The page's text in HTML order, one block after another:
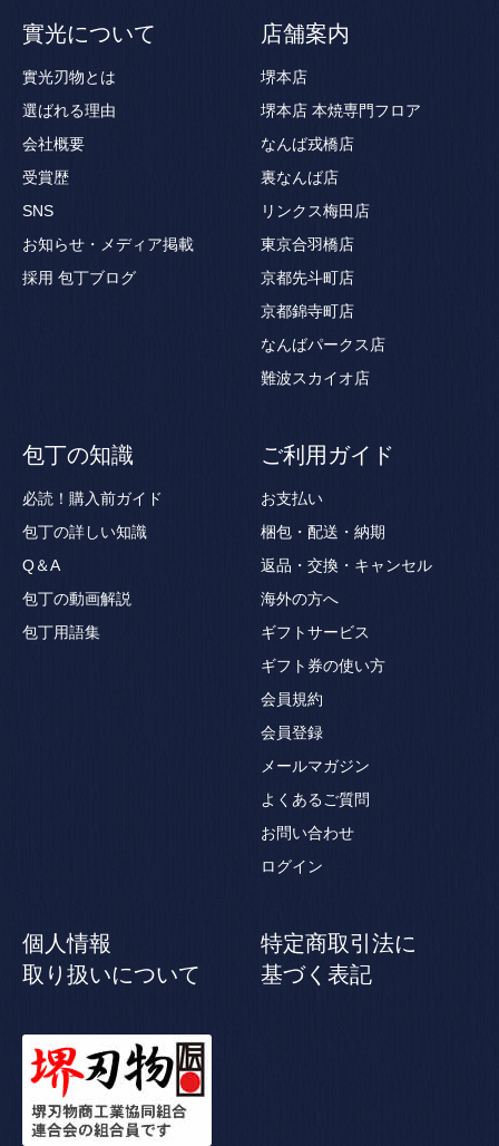
實光について
實光刃物とは
選ばれる理由
会社概要
受賞歴
SNS
お知らせ・メディア掲載
採用 包丁ブログ
店舗案内
堺本店
堺本店 本焼専門フロア
なんば戎橋店
裏なんば店
リンクス梅田店
東京合羽橋店
京都先斗町店
京都錦寺町店
なんばパークス店
難波スカイオ店
包丁の知識
必読！購入前ガイド
包丁の詳しい知識
Q＆A
包丁の動画解説
包丁用語集
ご利用ガイド
お支払い
梱包・配送・納期
返品・交換・キャンセル
海外の方へ
ギフトサービス
ギフト券の使い方
会員規約
会員登録
メールマガジン
よくあるご質問
お問い合わせ
ログイン
個人情報
取り扱いについて
特定商取引法に
基づく表記